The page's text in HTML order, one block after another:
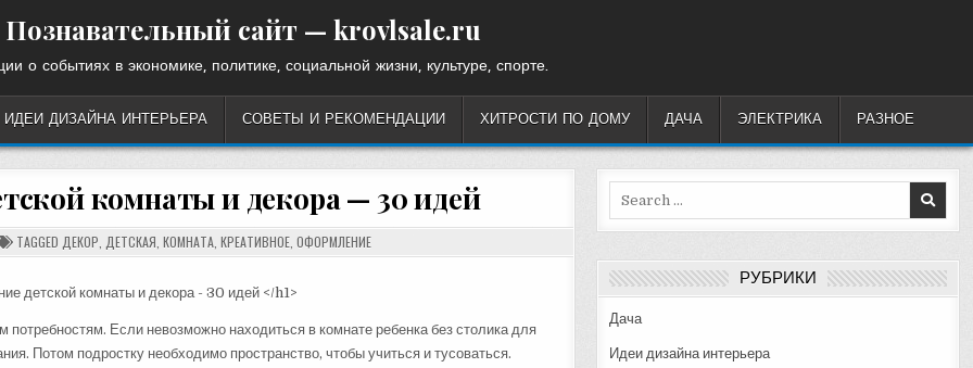
Познавательный сайт — krovlsale.ru
о событиях в экономике, политике, социальной жизни, культуре, спорте.
ИДЕИ ДИЗАЙНА ИНТЕРЬЕРА СОВЕТЫ И РЕКОМЕНДАЦИИ ХИТРОСТИ ПО ДОМУ ДАЧА ЭЛЕКТРИКА РАЗНОЕ
комнаты и декора — 30 идей
TAGGED ДЕКОР ДЕТСКАЯ КОМНАТА КРЕАТИВНОЕ ОФОРМЛЕНИЕ
Если невозможно находиться в комнате ребенка без столика для
Потом подростку необходимо пространство, чтобы учиться и тусоваться.
РУБРИКИ
Дача
Идеи дизайна интерьера